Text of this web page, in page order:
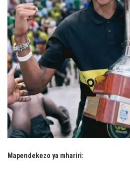
Mapendekezo ya mhariri: